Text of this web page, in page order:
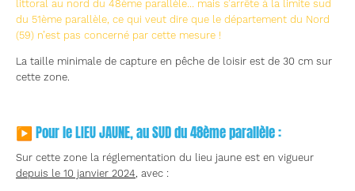
littoral au nord du 48ème parallèle… mais s’arrête à la limite sud
du 51ème parallèle, ce qui veut dire que le département du Nord
(59) n’est pas concerné par cette mesure !
La taille minimale de capture en pêche de loisir est de 30 cm sur
cette zone.
▶ Pour le LIEU JAUNE, au SUD du 48ème parallèle :
Sur cette zone la réglementation du lieu jaune est en vigueur
depuis le 10 janvier 2024, avec :